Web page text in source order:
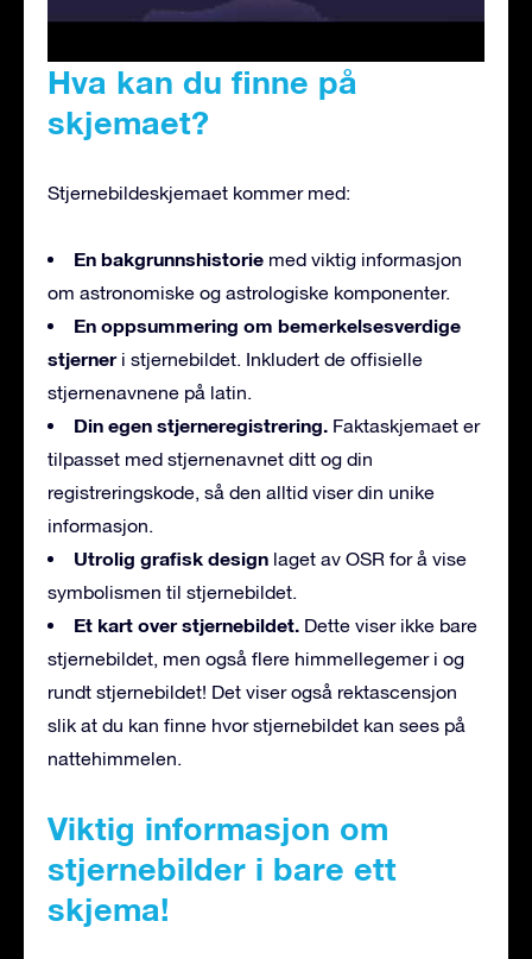
Hva kan du finne på
skjemaet?
Stjernebildeskjemaet kommer med:
En bakgrunnshistorie med viktig informasjon
om astronomiske og astrologiske komponenter.
En oppsummering om bemerkelsesverdige
stjerneri stjernebildet. Inkludert de offisielle
stjernenavnene på latin.
Din egen stjerneregistrering. Faktaskjemaet er
tilpasset med stjernenavnet ditt og din
registreringskode, så den alltid viser din unike
informasjon.
Utrolig grafisk design laget av OSR for å vise
symbolismen til stjernebildet.
Et kart over stjernebildet. Dette viser ikke bare
stjernebildet, men også flere himmellegemer i og
rundt stjernebildet! Det viser også rektascensjon
slik at du kan finne hvor stjernebildet kan sees på
nattehimmelen.
Viktig informasjon om
stjernebilder i bare ett
skjema!